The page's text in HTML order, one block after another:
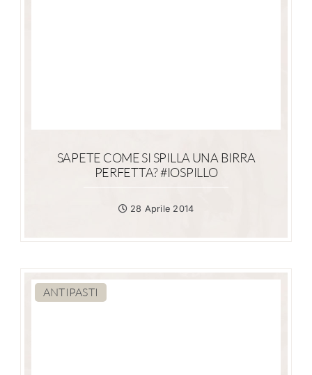
SAPETE COME SI SPILLA UNA BIRRA
PERFETTA? #IOSPILLO
28 Aprile 2014
ANTIPASTI